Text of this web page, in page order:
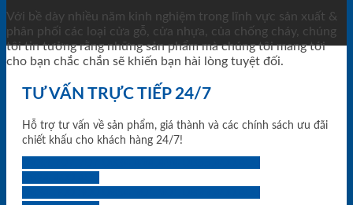
Với bề dày nhiều năm kinh nghiệm trong lĩnh vực sản xuất &
phân phối các loại cửa gỗ, cửa nhựa, của chống cháy, chúng
tôi tin tưởng rằng những sản phẩm mà chúng tôi mang tới
cho bạn chắc chắn sẽ khiến bạn hài lòng tuyệt đối.
TƯ VẤN TRỰC TIẾP 24/7
Hỗ trợ tư vấn về sản phẩm, giá thành và các chính sách ưu đãi
chiết khấu cho khách hàng 24/7!